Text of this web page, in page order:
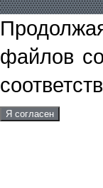
файлов
Я согласен